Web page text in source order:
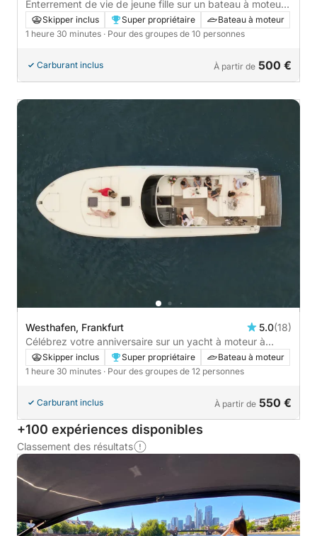
Enterrement de vie de jeune fille sur un bateau à moteur
à Francfort avec vue sur la ville - 1h30
Skipper inclus Super propriétaire
Bateau à moteur
1 heure 30 minutes · Pour des groupes de 10 personnes
Carburant inclus À partir de 500 €
Westhafen, Frankfurt 5.0(18)
Célébrez votre anniversaire sur un yacht à moteur à
Francfort avec vue sur la ville - 1h30
Skipper inclus Super propriétaire
Bateau à moteur
1 heure 30 minutes · Pour des groupes de 12 personnes
Carburant inclus À partir de 550 €
+100 expériences disponibles
Classement des résultats